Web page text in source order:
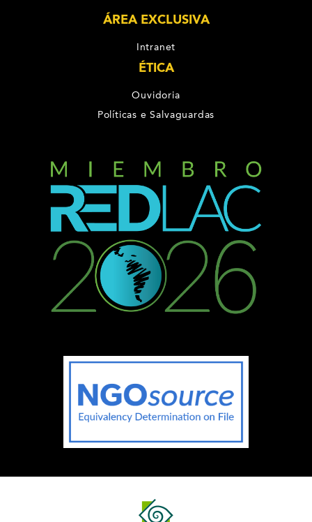
ÁREA EXCLUSIVA
Intranet
ÉTICA
Ouvidoria
Políticas e Salvaguardas